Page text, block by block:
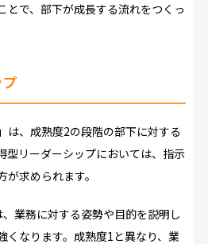
とで、部下が成長する流れをつくっ
は、成熟度2の段階の部下に対する
型リーダーシップにおいては、指示
求められます。
業務に対する姿勢や目的を説明し
くなります。成熟度1と異なり、業